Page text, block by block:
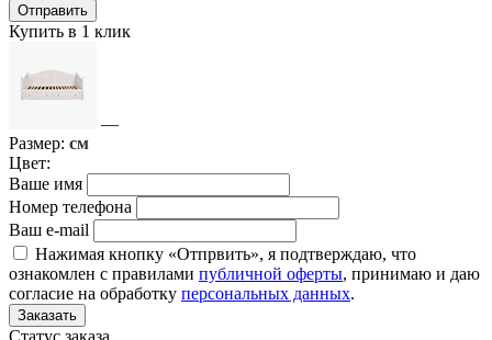
Отправить
Купить в 1 клик
—
Размер: см
Цвет:
Ваше имя
Номер телефона
Ваш e-mail
Нажимая кнопку «Отпрвить», я подтверждаю, что
ознакомлен с правилами публичной оферты, принимаю и даю
согласие на обработку персональных данных.
Заказать
Статус заказа